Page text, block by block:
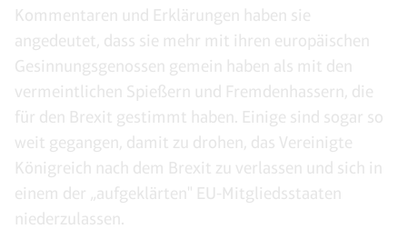
Kommentaren und Erklärungen haben sie
angedeutet, dass sie mehr mit ihren europäischen
Gesinnungsgenossen gemein haben als mit den
vermeintlichen Spießern und Fremdenhassern, die
für den Brexit gestimmt haben. Einige sind sogar so
weit gegangen, damit zu drohen, das Vereinigte
Königreich nach dem Brexit zu verlassen und sich in
einem der „aufgeklärten" EU-Mitgliedsstaaten
niederzulassen.